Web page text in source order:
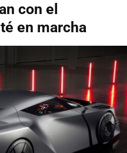
con el
en marcha